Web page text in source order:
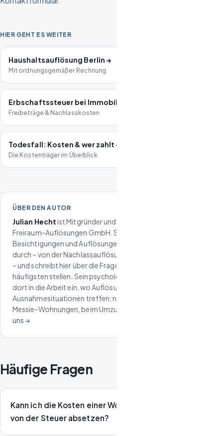
HIER GEHT ES WEITER
Haushaltsauflösung Berlin →
Mit ordnungsgemäßer Rechnung
Erbschaftssteuer bei Immobilien →
Freibeträge & Nachlasskosten
Todesfall: Kosten & wer zahlt →
Die Kostenträger im Überblick
ÜBER DEN AUTOR
Julian Hechtist Mitgründer und Geschäftsführer der
Freiraum-Auflösungen GmbH. Seit 2020 führt er
Besichtigungen und Auflösungen in Berlin und Brandenburg
durch – von der Nachlassauflösung bis zur Betriebsräumung
– und schreibt hier über die Fragen, die ihm Kunden dabei am
häufigsten stellen. Sein psychologischer Hintergrund fließt
dort in die Arbeit ein, wo Auflösungen Menschen in
Ausnahmesituationen treffen: nach einem Todesfall, in
Messie-Wohnungen, beim Umzug ins Pflegeheim.
uns →
Häufige Fragen
Kann ich die Kosten einer Wohnungsauflösung
von der Steuer absetzen?